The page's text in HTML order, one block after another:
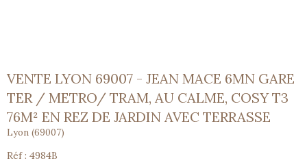
VENTE LYON 69007 - JEAN MACE 6MN GARE
TER / METRO/ TRAM, AU CALME, COSY T3
76M² EN REZ DE JARDIN AVEC TERRASSE
Lyon (69007)
Réf : 4984B